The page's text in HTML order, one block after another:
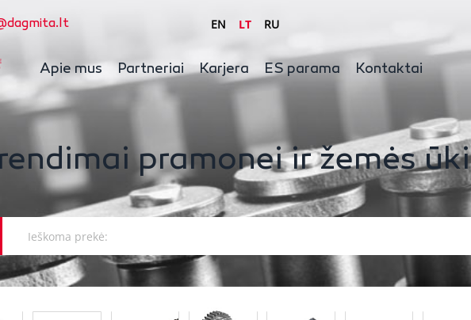
EN LT RU
Apie mus Partneriai Karjera ES parama Kontaktai
pramonei ir žemės